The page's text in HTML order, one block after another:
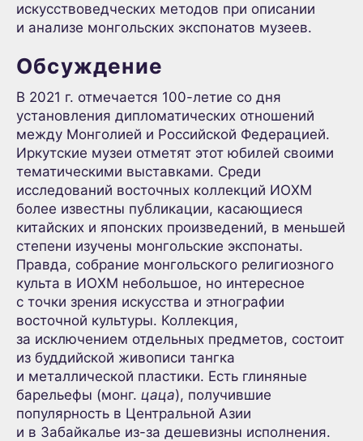
искусствоведческих методов при описании
и анализе монгольских экспонатов музеев.
Обсуждение
В 2021 г. отмечается 100-летие со дня
установления дипломатических отношений
между Монголией и Российской Федерацией.
Иркутские музеи отметят этот юбилей своими
тематическими выставками. Среди
исследований восточных коллекций ИОХМ
более известны публикации, касающиеся
китайских и японских произведений, в меньшей
степени изучены монгольские экспонаты.
Правда, собрание монгольского религиозного
культа в ИОХМ небольшое, но интересное
с точки зрения искусства и этнографии
восточной культуры. Коллекция,
за исключением отдельных предметов, состоит
из буддийской живописи тангка
и металлической пластики. Есть глиняные
барельефы (монг. цаца), получившие
популярность в Центральной Азии
и в Забайкалье из-за дешевизны исполнения.